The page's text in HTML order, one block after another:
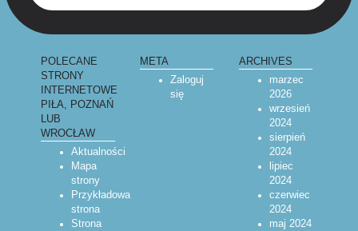
POLECANE
STRONY
INTERNETOWE
PIŁA, POZNAŃ
LUB
WROCŁAW
Aktualności
Mapa
strony
Przykładowa
strona
Strona
META
Zaloguj
się
ARCHIVES
marzec
2026
wrzesień
2024
sierpień
2024
lipiec
2024
czerwiec
2024
maj 2024